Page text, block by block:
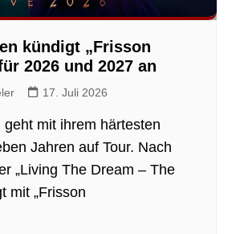
kündigt „Frisson
2026 und 2027 an
17. Juli 2026
geht mit ihrem härtesten
Jahren auf Tour. Nach
„Living The Dream – The
mit „Frisson